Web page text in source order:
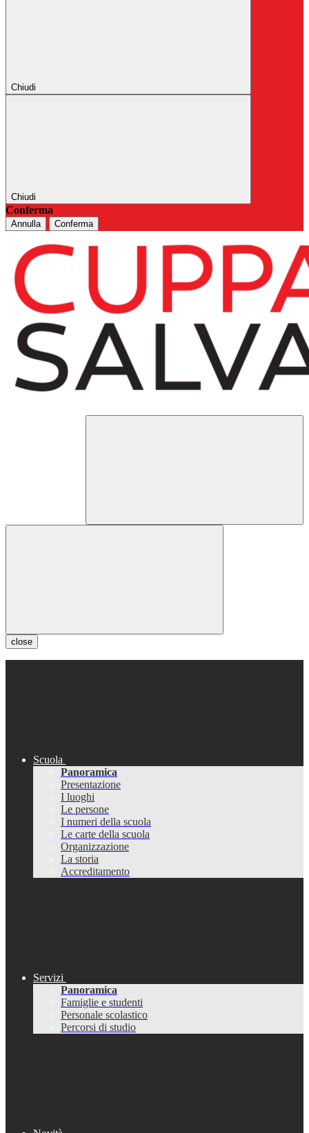
Chiudi
Chiudi
Conferma
Annulla Conferma
close
Scuola
Panoramica
Presentazione
I luoghi
Le persone
I numeri della scuola
Le carte della scuola
Organizzazione
La storia
Accreditamento
Servizi
Panoramica
Famiglie e studenti
Personale scolastico
Percorsi di studio